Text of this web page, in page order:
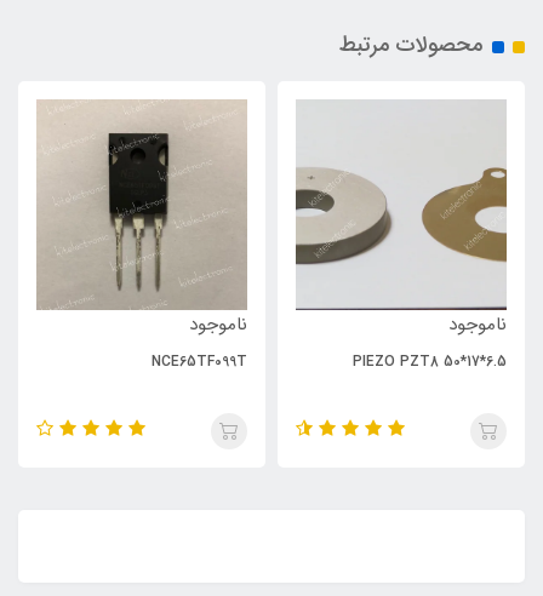
محصولات مرتبط
ناموجود
PIEZO PZT8 50*17*6.5
ناموجود
NCE65TF099T